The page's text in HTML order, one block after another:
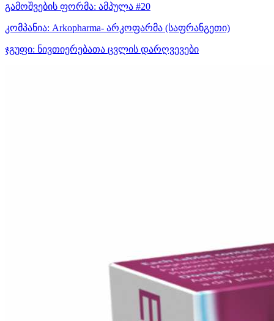
გამოშვების ფორმა: ამპულა #20
კომპანია: Arkopharma- არკოფარმა (საფრანგეთი)
ჯგუფი: ნივთიერებათა ცვლის დარღვევები